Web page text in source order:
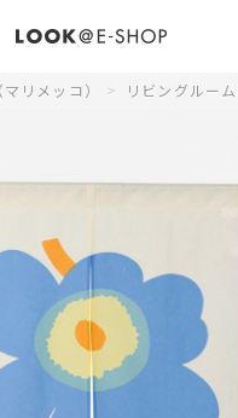
リメッコ） > リビングルーム